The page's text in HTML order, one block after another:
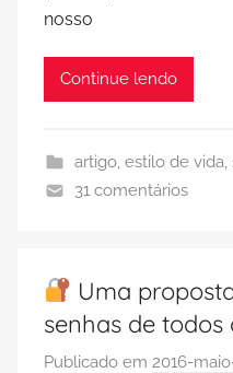
nosso
Continue lendo
artigo, estilo de vida
31 comentários
Uma
senhas de
Publicado em 2016-